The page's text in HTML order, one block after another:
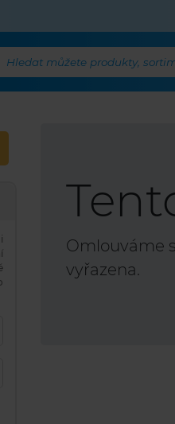
Hledat můžete produkty,
Omlouváme
vyřazena.